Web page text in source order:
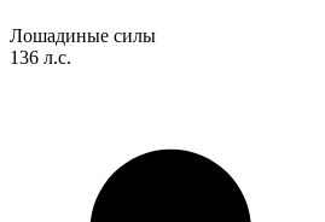
Лошадиные силы
136 л.с.